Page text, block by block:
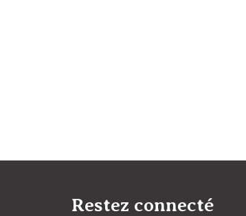
Restez connecté